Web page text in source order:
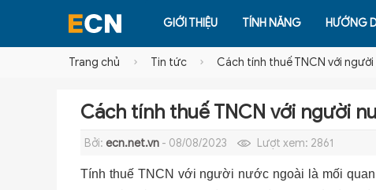
GIỚI THIỆU TÍNH NĂNG HƯỚNG
Trang chủ Tin tức Cách tính thuế TNCN với
Cách tính thuế TNCN với người
Bởi: ecn.net.vn - 08/08/2023 Lượt xem: 2861
Tính thuế TNCN với người nước ngoài là mối